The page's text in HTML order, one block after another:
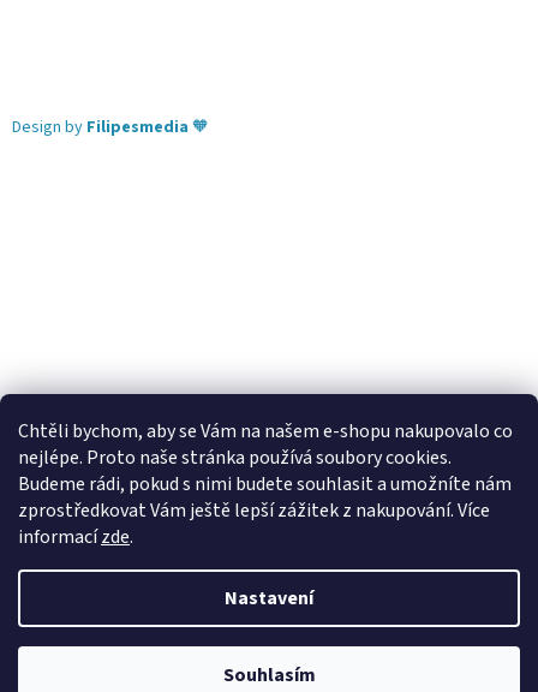
Chtěli bychom, aby se Vám na našem e-shopu nakupovalo co
nejlépe. Proto naše stránka používá soubory cookies.
Budeme rádi, pokud s nimi budete souhlasit a umožníte nám
zprostředkovat Vám ještě lepší zážitek z nakupování.Více
informacízde.
Nastavení
Souhlasím
Design by Filipesmedia 🧡
Lekva nábytek ubytování pod Pálavou kování Tulip
úchytky Gamet
úchytky Siro Blum - perfecting motion
Vytvořil Shoptet
Vše pro truhláře.cz. Všechna práva vyhrazena.